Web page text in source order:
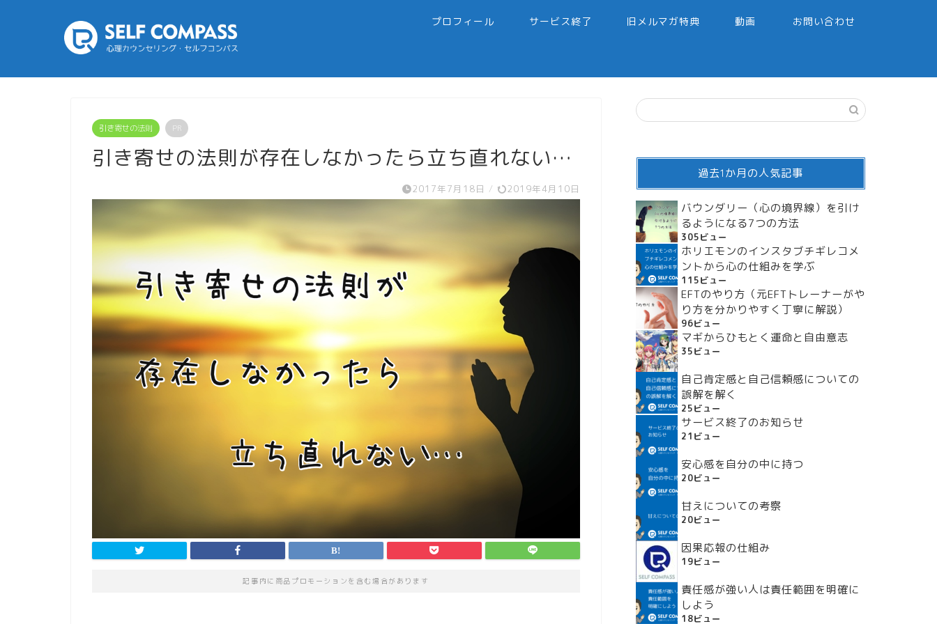
プロフィール サービス終了 旧メルマガ特典 動画 お問い合わせ
引き寄せの法則 PR
引き寄せの法則が存在しなかったら立ち直れない…
2017年7月18日 / 2019年4月10日
記事内に商品プロモーションを含む場合があります
過去1か月の人気記事
バウンダリー（心の境界線）を引け
るようになる7つの方法
305ビュー
ホリエモンのインスタブチギレコメ
ントから心の仕組みを学ぶ
115ビュー
EFTのやり方（元EFTトレーナーがや
り方を分かりやすく丁寧に解説）
96ビュー
マギからひもとく運命と自由意志
35ビュー
自己肯定感と自己信頼感についての
誤解を解く
25ビュー
サービス終了のお知らせ
21ビュー
安心感を自分の中に持つ
20ビュー
甘えについての考察
20ビュー
因果応報の仕組み
19ビュー
責任感が強い人は責任範囲を明確に
しよう
18ビュー